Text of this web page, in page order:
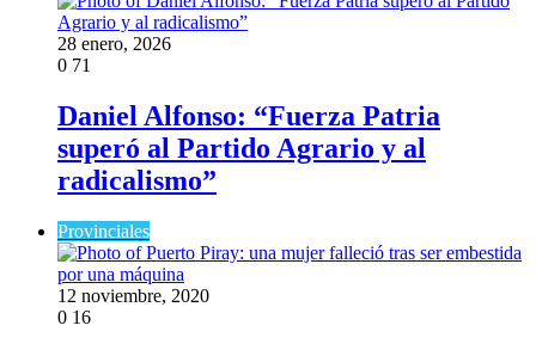
28 enero, 2026
0 71
Daniel Alfonso: “Fuerza Patria
superó al Partido Agrario y al
radicalismo”
Provinciales
12 noviembre, 2020
0 16